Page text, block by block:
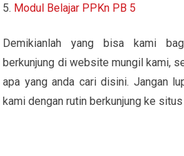
Modul Belajar PPKn PB 5
Demikianlah yang bisa kami
berkunjung di website mungil kami,
apa yang anda cari disini. Jangan
kami dengan rutin berkunjung ke